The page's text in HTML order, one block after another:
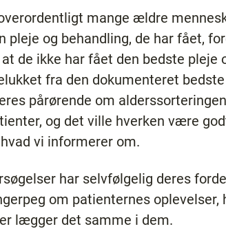
mange ældre
pleje og behandling, de har fået,
de ikke har fået den bedste pleje
fra den dokumenteret
pårørende om
og det ville hverken være
vi informerer om.
har selvfølgelig deres
om patienternes
lægger det samme i dem.